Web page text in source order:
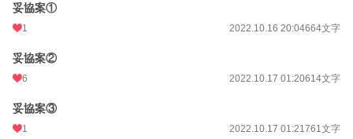
妥協案①
1 2022.10.16 20:04664文字
妥協案②
6 2022.10.17 01:20614文字
妥協案③
1 2022.10.17 01:21761文字